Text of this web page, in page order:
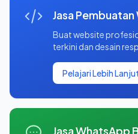
Jasa
Buat website
terkini dan desain
Pelajari Lebih Lanjut
Jasa WhatsApp